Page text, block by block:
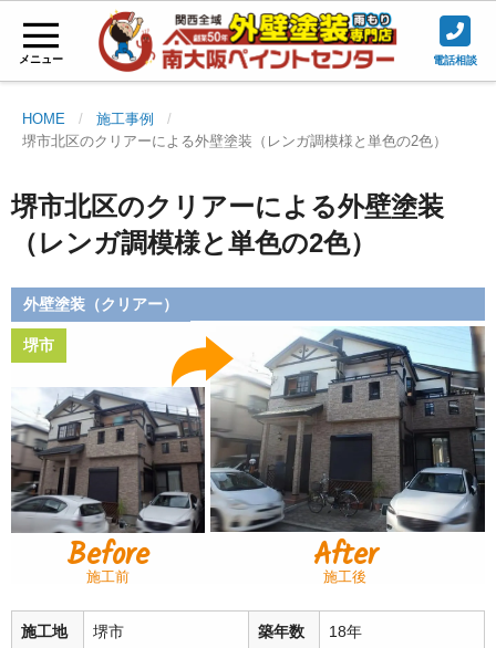
メニュー 電話相談
HOME
施工事例
堺市北区のクリアーによる外壁塗装（レンガ調模様と単色の2色）
堺市北区のクリアーによる外壁塗装
（レンガ調模様と単色の2色）
外壁塗装（クリアー）
堺市
Before
施工前 After
施工後
施工地 堺市 築年数 18年